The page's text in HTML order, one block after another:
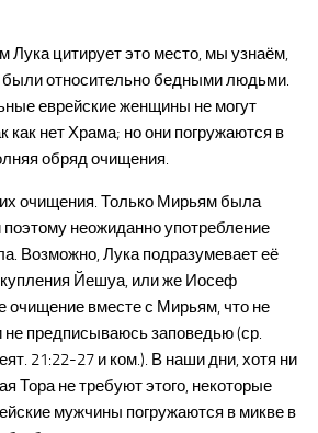
Лука цитирует это место, мы узнаём,
относительно бедными людьми.
еврейские женщины не могут
как нет Храма; но они погружаются в
обряд очищения.
очищения. Только Мирьям была
поэтому неожиданно употребление
Возможно, Лука подразумевает её
Йешуа, или же Иосеф
очищение вместе с Мирьям, что не
не предписываюсь заповедью (ср.
21:22-27 и ком.). В наши дни, хотя ни
Тора не требуют этого, некоторые
мужчины погружаются в микве в